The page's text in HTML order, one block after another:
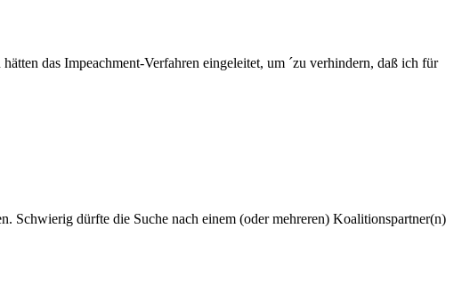
das Impeachment-Verfahren eingeleitet, um ´zu verhindern, daß ich für
Schwierig dürfte die Suche nach einem (oder mehreren) Koalitionspartner(n)